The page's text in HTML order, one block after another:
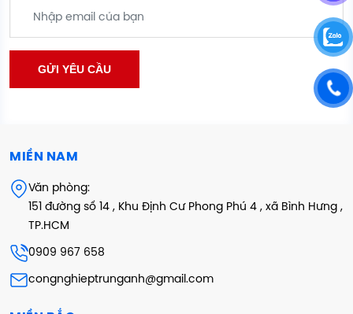
MIỀN NAM
Văn phòng:
151 đường số 14 , Khu Định Cư Phong Phú 4 , xã Bình Hưng ,
TP.HCM
0909 967 658
congnghieptrunganh@gmail.com